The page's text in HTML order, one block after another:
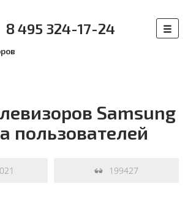
8 495 324-17-24
Samsung
пользователей
199427